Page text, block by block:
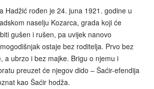
Hadžić rođen je 24. juna 1921. godine u
naselju Kozarca, grada koji će
gušen i rušen, pa uvijek nanovo
ostaje bez roditelja. Prvo bez
a ubrzo i bez majke. Brigu o njemu i
preuzet će njegov dido – Šaćir-efendija
kao Šaćir hodža.